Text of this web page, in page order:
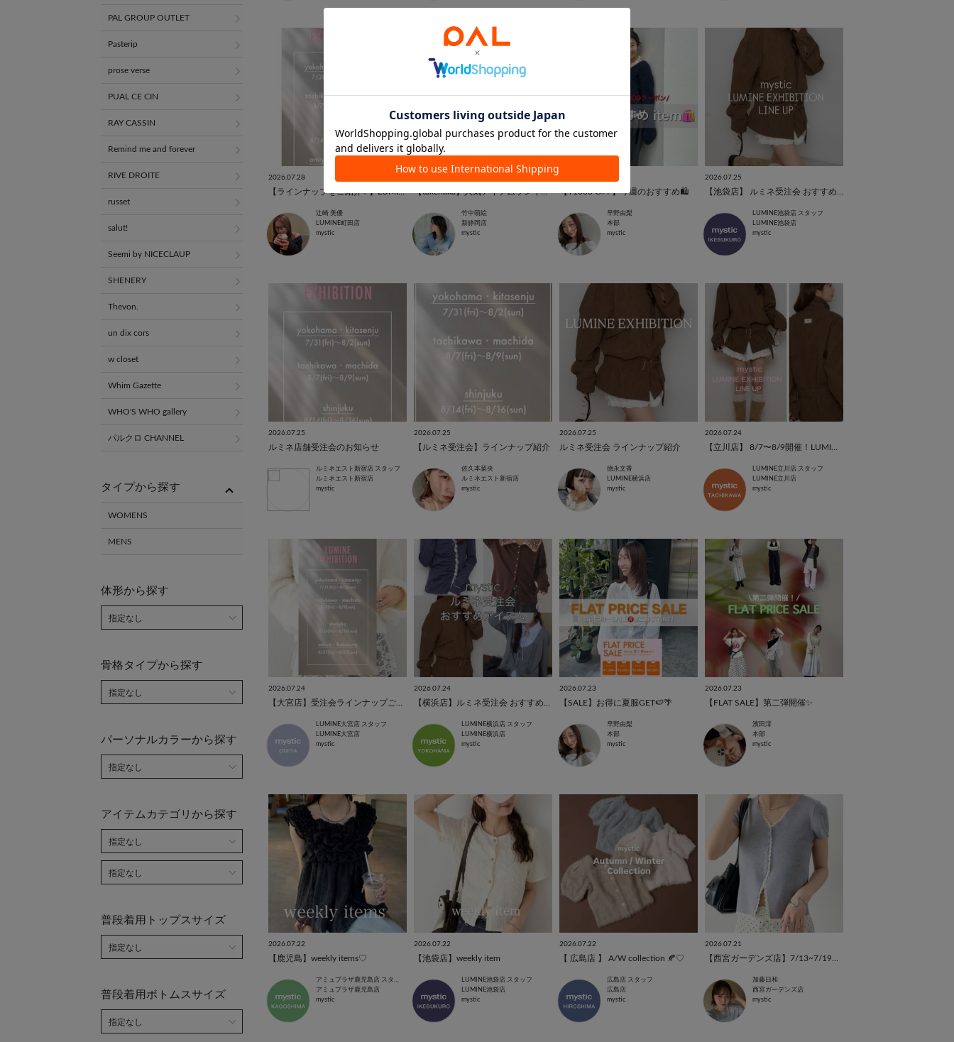
2026.07.28
【ラインナップをご紹介✨】LUMINE EXHIBITION 2026AW🍂
辻崎 美優
LUMINE町田店
mystic
【takenaka】人気アイテムランキング🥇
竹中萌絵
新静岡店
mystic
【¥1000 OFF】今週のおすすめ🛍️
早野由梨
本部
mystic
2026.07.25
LUMINE池袋店 スタッフ
LUMINE池袋店
mystic
2026.07.25
ルミネ店舗受注会のお知らせ
ルミネエスト新宿店 スタッフ
ルミネエスト新宿店
mystic
2026.07.25
【ルミネ受注会】ラインナップ紹介
佐久本菜央
ルミネエスト新宿店
mystic
2026.07.25
ルミネ受注会 ラインナップ紹介
德永文香
LUMINE横浜店
mystic
2026.07.24
LUMINE立川店 スタッフ
LUMINE立川店
mystic
2026.07.24
LUMINE大宮店 スタッフ
LUMINE大宮店
mystic
2026.07.24
LUMINE横浜店 スタッフ
LUMINE横浜店
mystic
2026.07.23
【SALE】お得に夏服GET🍉🌴
早野由梨
本部
mystic
2026.07.23
【FLAT SALE】第二弾開催✨
濱田澪
本部
mystic
2026.07.22
【鹿児島】weekly items♡
アミュプラザ鹿児島店 スタッフ
アミュプラザ鹿児島店
mystic
2026.07.22
【池袋店】weekly item
LUMINE池袋店 スタッフ
LUMINE池袋店
mystic
2026.07.22
【 広島店 】 A/W collection 🍂♡
広島店 スタッフ
広島店
mystic
2026.07.21
加藤日和
西宮ガーデンズ店
mystic
PAL GROUP OUTLET
Pasterip
prose verse
PUAL CE CIN
RAY CASSIN
Remind me and forever
RIVE DROITE
russet
salut!
Seemi by NICECLAUP
SHENERY
Thevon.
un dix cors
w closet
Whim Gazette
WHO'S WHO gallery
パルクロ CHANNEL
タイプから探す
WOMENS
MENS
体形から探す
骨格タイプから探す
パーソナルカラーから探す
アイテムカテゴリから探す
普段着用トップスサイズ
普段着用ボトムスサイズ